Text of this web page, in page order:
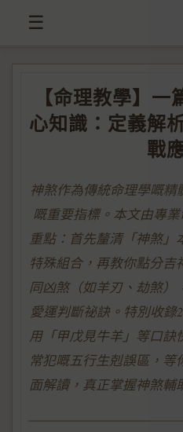
☰
【命理教學】
心知識：定義解
戰
神煞作為傳統命理學嘅精
嘅重要指標。本文由專
重點：首先釐清「神煞
特殊組合，再教你點分吉
同凶煞（如羊刃、劫煞
愛運判斷祕訣。特別收錄
用「甲戊見牛羊」等口訣
常犯嘅五行生剋誤區，
面解讀，真正掌握神煞輔